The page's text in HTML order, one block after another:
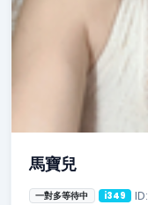
馬寶兒
一對多等待中 i349